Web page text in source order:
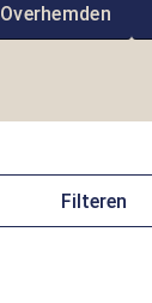
Overhemden
Filteren